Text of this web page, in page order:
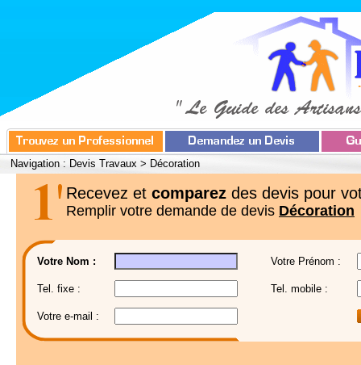
Navigation : Devis Travaux > Décoration
Recevez et comparez des devis pour
Remplir votre demande de devis Décoration
Votre Nom : Votre Prénom :
Tel. fixe : Tel. mobile :
Votre e-mail :